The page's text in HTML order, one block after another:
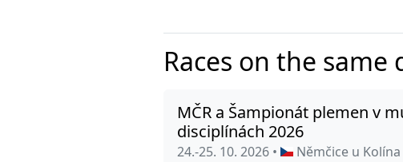
Races on the same
MČR a Šampionát plemen v
disciplínách 2026
24.-25. 10. 2026 •
Němčice u Kolína